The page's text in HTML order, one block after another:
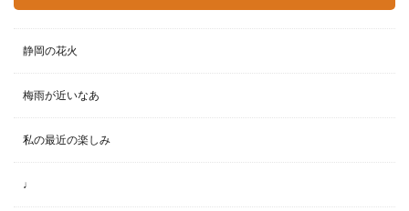
静岡の花火
梅雨が近いなあ
私の最近の楽しみ
♩